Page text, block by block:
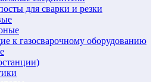
для сварки и резки
к газосварочному оборудованию